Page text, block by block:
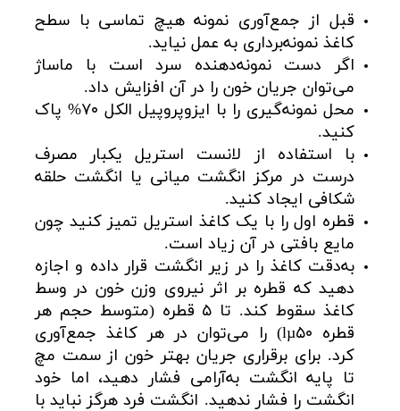
قبل از جمع‌آوری نمونه هیچ تماسی با سطح
کاغذ نمونه‌‌برداری به عمل نیاید.
اگر دست نمونه‌دهنده سرد است با ماساژ
می‌توان جریان خون را در آن افزایش داد.
محل نمونه‌گیری را با ایزوپروپیل الکل ۷۰% پاک
کنید.
با استفاده از لانست استریل یکبار مصرف
درست در مرکز انگشت میانی یا انگشت حلقه
شکافی ایجاد کنید.
قطره اول را با یک کاغذ استریل تمیز کنید چون
مایع بافتی در آن زیاد است.
به‌دقت کاغذ را در زیر انگشت قرار داده و اجازه
دهید که قطره بر اثر نیروی وزن خون در وسط
کاغذ سقوط کند. تا ۵ قطره (متوسط حجم هر
قطره lµ۵۰) را می‌توان در هر کاغذ جمع‌آوری
کرد. برای برقراری جریان بهتر خون از سمت مچ
تا پایه انگشت به‌آرامی فشار دهید، اما خود
انگشت را فشار ندهید. انگشت فرد هرگز نباید با